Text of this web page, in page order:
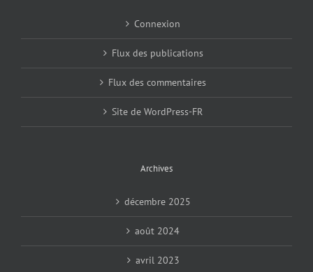
Connexion
Flux des publications
Flux des commentaires
Site de WordPress-FR
Archives
décembre 2025
août 2024
avril 2023